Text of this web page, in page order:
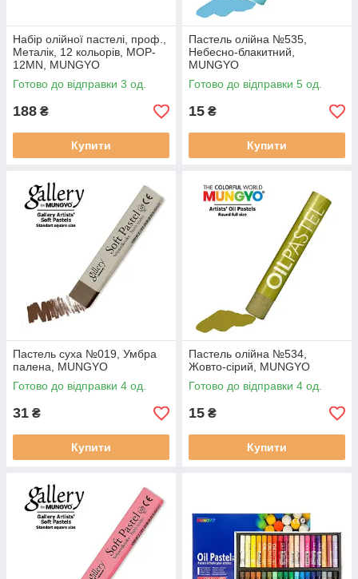
Набір олійної пастелі, проф.,
Металік, 12 кольорів, MOP-
12MN, MUNGYO
Готово до відправки 3 од.
188 ₴
Купити
Пастель олійна №535,
Небесно-блакитний,
MUNGYO
Готово до відправки 5 од.
15 ₴
Купити
Пастель суха №019, Умбра
палена, MUNGYO
Готово до відправки 4 од.
31 ₴
Купити
Пастель олійна №534,
Жовто-сірий, MUNGYO
Готово до відправки 4 од.
15 ₴
Купити